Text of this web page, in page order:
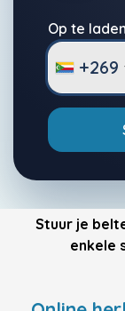
Op te
+269
Stuur je
enkele